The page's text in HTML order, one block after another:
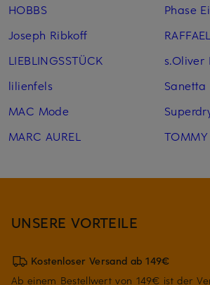
HOBBS
Joseph Ribkoff
LIEBLINGSSTÜCK
lilienfels
MAC Mode
MARC AUREL
Phase
s.Oliver
Sanetta
TOMMY
UNSERE VORTEILE
Kostenloser Versand ab 149€
Ab einem Bestellwert von 149€ ist der